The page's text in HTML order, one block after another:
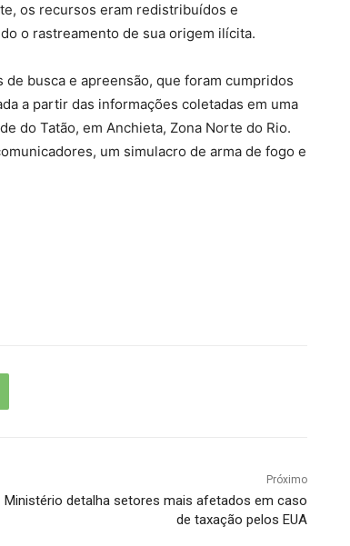
os recursos eram redistribuídos e
o rastreamento de sua origem ilícita.
busca e apreensão, que foram cumpridos
a partir das informações coletadas em uma
do Tatão, em Anchieta, Zona Norte do Rio.
um simulacro de arma de fogo e
Próximo
Ministério detalha setores mais afetados em caso
de taxação pelos EUA